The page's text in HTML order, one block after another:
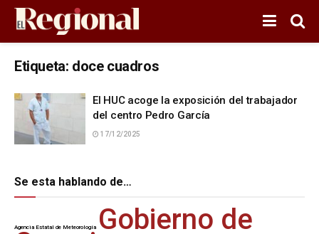
Etiqueta: doce cuadros
El HUC acoge la exposición del trabajador
del centro Pedro García
17/12/2025
Se esta hablando de…
Agencia Estatal de Meteorología Gobierno de